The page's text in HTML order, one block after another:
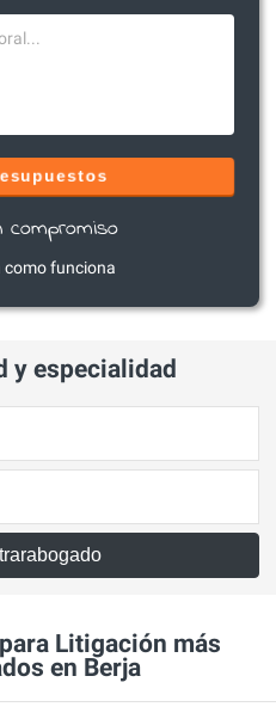
como funciona
y especialidad
Litigación más
en Berja